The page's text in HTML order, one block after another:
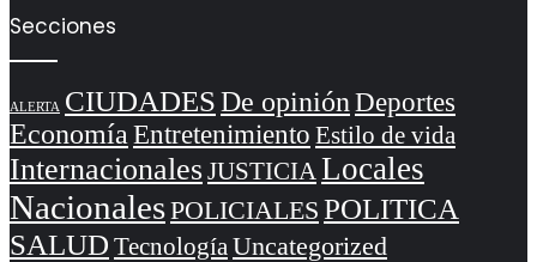
Secciones
ALERTA CIUDADESDe opinión Deportes
Economía Entretenimiento Estilo de vida
InternacionalesJUSTICIA Locales
NacionalesPOLICIALES POLITICA
SALUD Tecnología Uncategorized